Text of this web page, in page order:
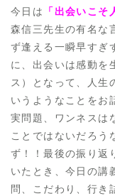
今日は
「出会いこそ
森信三先生の有名な
ず逢える一瞬早すぎ
に、出会いは感動を
ス）となって、人生
いうようなことをお
実問題、ワンネスは
ことではないだろう
ず！！最後の振り返
いたとき、今日の講
問、こだわり、行き